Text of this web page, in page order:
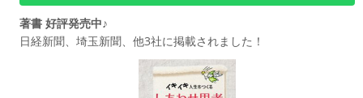
著書 好評発売中♪
日経新聞、埼玉新聞、他3社に掲載されました！